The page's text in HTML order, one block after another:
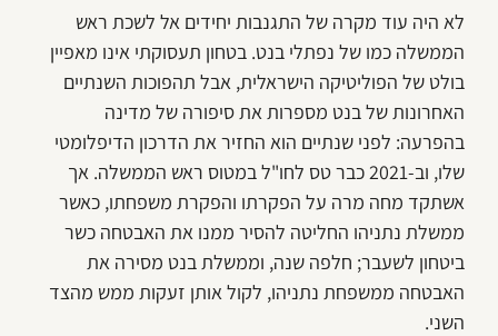
לא היה עוד מקרה של התגנבות יחידים אל לשכת ראש
הממשלה כמו של נפתלי בנט. בטחון תעסוקתי אינו מאפיין
בולט של הפוליטיקה הישראלית, אבל תהפוכות השנתיים
האחרונות של בנט מספרות את סיפורה של מדינה
בהפרעה: לפני שנתיים הוא החזיר את הדרכון הדיפלומטי
שלו, וב-2021 כבר טס לחו"ל במטוס ראש הממשלה. אך
אשתקד מחה מרה על הפקרתו והפקרת משפחתו, כאשר
ממשלת נתניהו החליטה להסיר ממנו את האבטחה כשר
ביטחון לשעבר; חלפה שנה, וממשלת בנט מסירה את
האבטחה ממשפחת נתניהו, לקול אותן זעקות ממש מהצד
השני.